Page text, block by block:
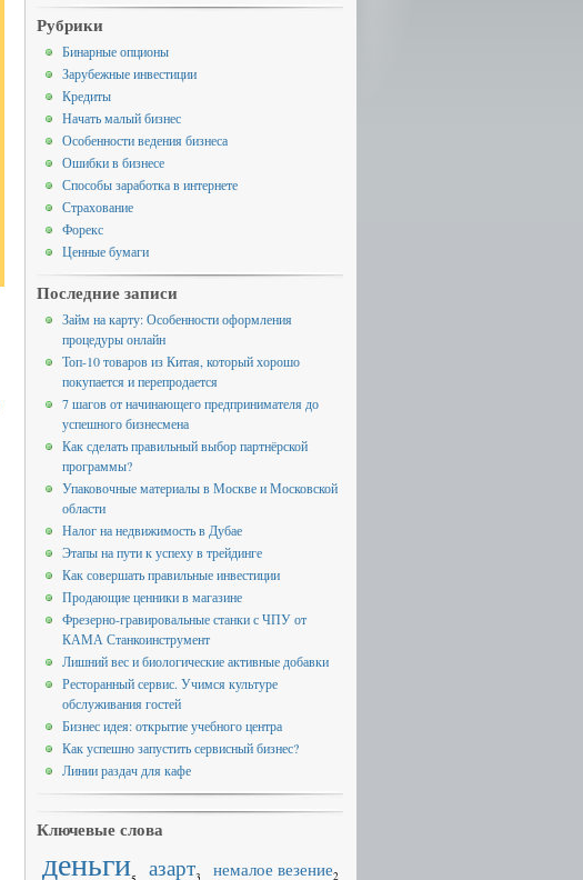
Рубрики
Бинарные опционы
Зарубежные инвестиции
Кредиты
Начать малый бизнес
Особенности ведения бизнеса
Ошибки в бизнесе
Способы заработка в интернете
Страхование
Форекс
Ценные бумаги
Последние записи
Займ на карту: Особенности оформления
процедуры онлайн
Топ-10 товаров из Китая, который хорошо
покупается и перепродается
7 шагов от начинающего предпринимателя до
успешного бизнесмена
Как сделать правильный выбор партнёрской
программы?
Упаковочные материалы в Москве и Московской
области
Налог на недвижимость в Дубае
Этапы на пути к успеху в трейдинге
Как совершать правильные инвестиции
Продающие ценники в магазине
Фрезерно-гравировальные станки с ЧПУ от
КАМА Станкоинструмент
Лишний вес и биологические активные добавки
Ресторанный сервис. Учимся культуре
обслуживания гостей
Бизнес идея: открытие учебного центра
Как успешно запустить сервисный бизнес?
Линии раздач для кафе
Ключевые слова
деньги азарт3 немалое везение2